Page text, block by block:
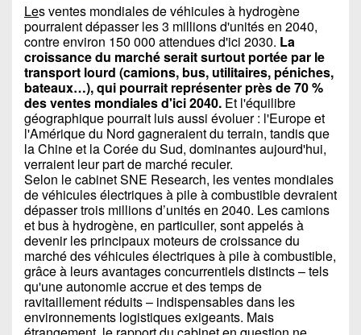
Les ventes mondiales de véhicules à hydrogène
pourraient dépasser les 3 millions d'unités en 2040,
contre environ 150 000 attendues d'ici 2030. La
croissance du marché serait surtout portée par le
transport lourd (camions, bus, utilitaires, péniches,
bateaux…), qui pourrait représenter près de 70 %
des ventes mondiales d'ici 2040. Et l'équilibre
géographique pourrait luis aussi évoluer : l'Europe et
l'Amérique du Nord gagneraient du terrain, tandis que
la Chine et la Corée du Sud, dominantes aujourd'hui,
verraient leur part de marché reculer.
Selon le cabinet SNE Research, les ventes mondiales
de véhicules électriques à pile à combustible devraient
dépasser trois millions d’unités en 2040. Les camions
et bus à hydrogène, en particulier, sont appelés à
devenir les principaux moteurs de croissance du
marché des véhicules électriques à pile à combustible,
grâce à leurs avantages concurrentiels distincts – tels
qu'une autonomie accrue et des temps de
ravitaillement réduits – indispensables dans les
environnements logistiques exigeants. Mais